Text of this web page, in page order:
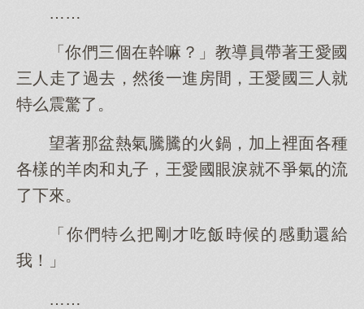
……
「你們三個在幹嘛？」教導員帶著王愛國
三人走了過去，然後一進房間，王愛國三人就
特么震驚了。
望著那盆熱氣騰騰的火鍋，加上裡面各種
各樣的羊肉和丸子，王愛國眼淚就不爭氣的流
了下來。
「你們特么把剛才吃飯時候的感動還給
我！」
……